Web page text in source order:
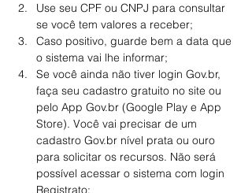
Use seu CPF ou CNPJ para consultar
se você tem valores a receber;
Caso positivo, guarde bem a data que
o sistema vai lhe informar;
Se você ainda não tiver login Gov.br,
faça seu cadastro gratuito no site ou
pelo App Gov.br (Google Play e App
Store). Você vai precisar de um
cadastro Gov.br nível prata ou ouro
para solicitar os recursos. Não será
possível acessar o sistema com login
Registrato;